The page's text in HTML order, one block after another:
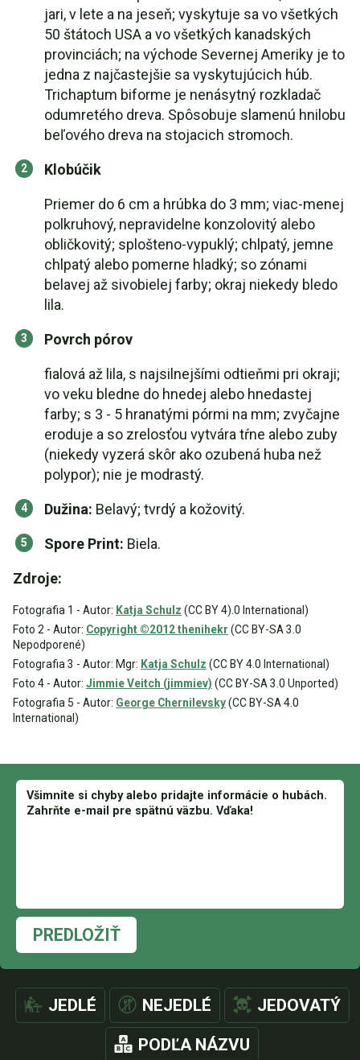
jari, v lete a na jeseň; vyskytuje sa vo všetkých
50 štátoch USA a vo všetkých kanadských
provinciách; na východe Severnej Ameriky je to
jedna z najčastejšie sa vyskytujúcich húb.
Trichaptum biforme je nenásytný rozkladač
odumretého dreva. Spôsobuje slamenú hnilobu
beľového dreva na stojacich stromoch.
Klobúčik
Priemer do 6 cm a hrúbka do 3 mm; viac-menej
polkruhový, nepravidelne konzolovitý alebo
obličkovitý; splošteno-vypuklý; chlpatý, jemne
chlpatý alebo pomerne hladký; so zónami
belavej až sivobielej farby; okraj niekedy bledo
lila.
Povrch pórov
fialová až lila, s najsilnejšími odtieňmi pri okraji;
vo veku bledne do hnedej alebo hnedastej
farby; s 3 - 5 hranatými pórmi na mm; zvyčajne
eroduje a so zrelosťou vytvára tŕne alebo zuby
(niekedy vyzerá skôr ako ozubená huba než
polypor); nie je modrastý.
Dužina: Belavý; tvrdý a kožovitý.
Spore Print: Biela.
Zdroje:
Fotografia 1 - Autor: Katja Schulz (CC BY 4).0 International)
Foto 2 - Autor: Copyright ©2012 thenihekr (CC BY-SA 3.0
Nepodporené)
Fotografia 3 - Autor: Mgr: Katja Schulz (CC BY 4.0 International)
Foto 4 - Autor: Jimmie Veitch (jimmiev) (CC BY-SA 3.0 Unported)
Fotografia 5 - Autor: George Chernilevsky(CC BY-SA 4.0
International)
PREDLOŽIŤ
JEDLÉ NEJEDLÉ JEDOVATÝ
PODĽA NÁZVU